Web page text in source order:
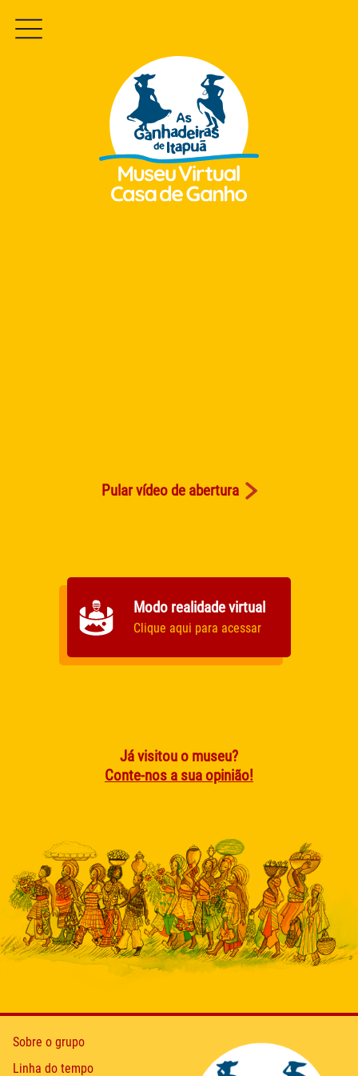
Pular vídeo de abertura
Modo realidade virtual
Clique aqui para acessar
Já visitou o museu?
Conte-nos a sua opinião!
Sobre o grupo
Linha do tempo